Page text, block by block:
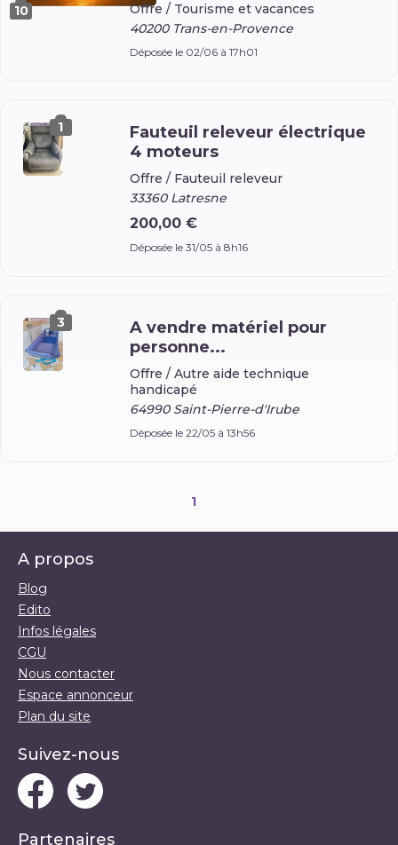
10 Offre / Tourisme et vacances
40200 Trans-en-Provence
Déposée le 02/06 à 17h01
1
Fauteuil releveur électrique
4 moteurs
Offre / Fauteuil releveur
33360 Latresne
200,00 €
Déposée le 31/05 à 8h16
3
A vendre matériel pour
personne...
Offre / Autre aide technique
handicapé
64990 Saint-Pierre-d'Irube
Déposée le 22/05 à 13h56
1
A propos
Blog
Edito
Infos légales
CGU
Nous contacter
Espace annonceur
Plan du site
Suivez-nous
Partenaires